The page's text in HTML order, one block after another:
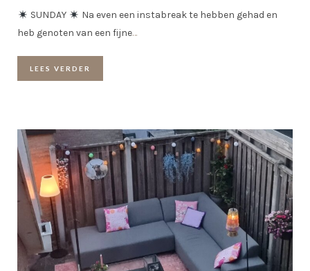
SUNDAY
Na even een instabreak te hebben gehad en
heb genoten van een fijne…
LEES VERDER